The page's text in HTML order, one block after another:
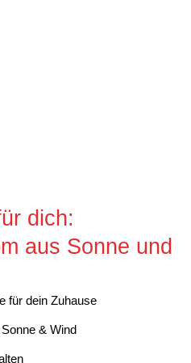
dich:
aus Sonne und
für dein Zuhause
& Wind